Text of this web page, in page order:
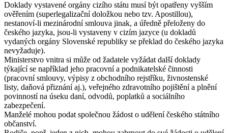
Doklady vystavené orgány cizího státu musí být opatřeny vyšším
ověřením (superlegalizační doložkou nebo tzv. Apostillou),
nestanoví-li mezinárodní smlouva jinak, a úředně přeloženy do
českého jazyka, jsou-li vystaveny v cizím jazyce (u dokladů
vydaných orgány Slovenské republiky se překlad do českého jazyka
nevyžaduje).
Ministerstvo vnitra si může od žadatele vyžádat další doklady
týkající se například jeho pracovní a podnikatelské činnosti
(pracovní smlouvy, výpisy z obchodního rejstříku, živnostenské
listy, daňová přiznání aj.), veřejného zdravotního pojištění a plnění
povinností na úseku daní, odvodů, poplatků a sociálního
zabezpečení.
Manželé mohou podat společnou žádost o udělení českého státního
občanství.